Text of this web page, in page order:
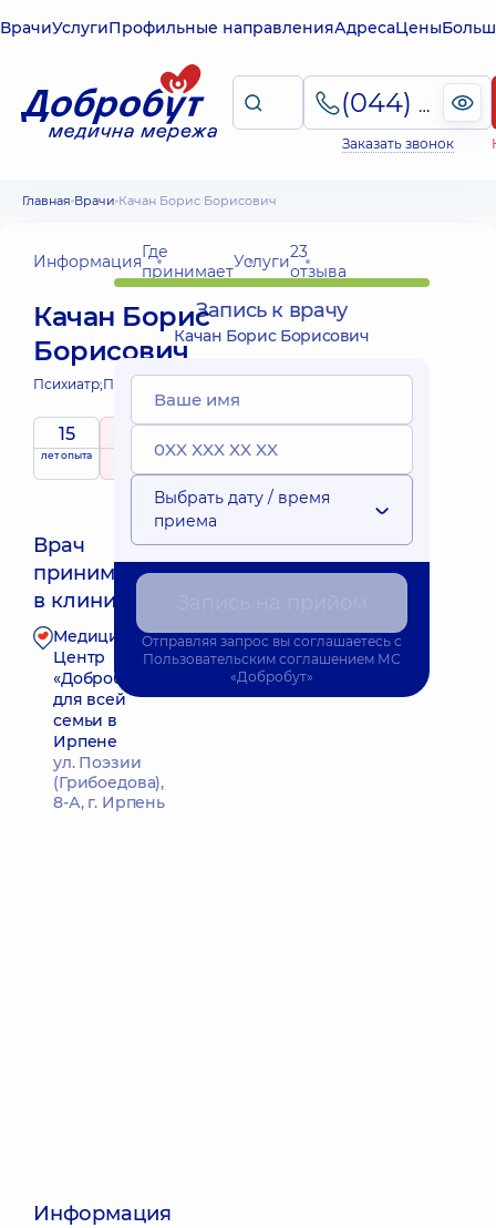
ВрачиУслугиПрофильные направленияАдресаЦены
(044) 495-2-888
Заказать звонок
Главная Врачи Качан Борис Борисович
ИнформацияГде
принимаетУслуги23
отзыва
Качан Борис
Борисович
Психиатр;Психиатр детский;
15
лет опыта рейтингна основе
принимает
Врач
принимает
в клинике
Ближайшее время приема: 12.08.2026 16:00
Медицинский
Центр
«Добробут»
для всей
семьи в
Ирпене
ул. Поэзии
(Грибоедова),
8-А, г. Ирпень
Запись к врачу
Информация
Запись к врачу
Качан Борис Борисович
Выбрать дату / время
приема
Отправляя запрос вы соглашаетесь с
Пользовательским соглашением МС
«Добробут»